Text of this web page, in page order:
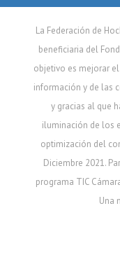
La Federación de
beneficiaria del
objetivo es mejorar
información y de las
y gracias al que
iluminación de los
optimización del
Diciembre 2021.
programa TIC
Una